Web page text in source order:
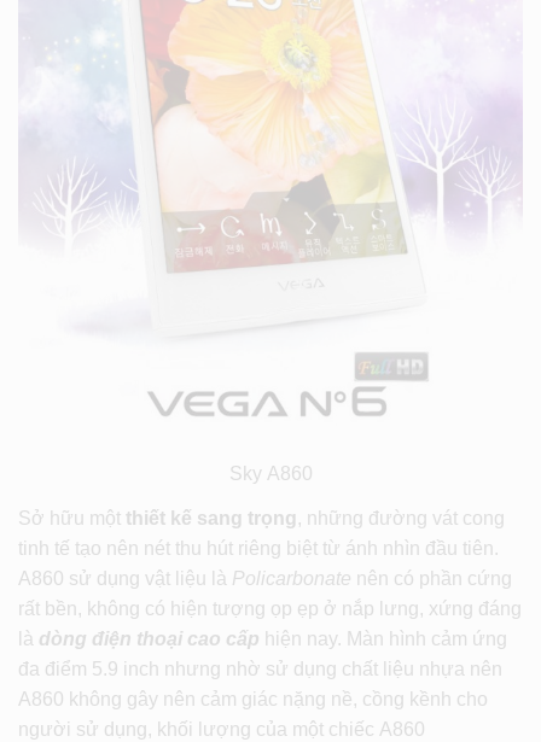
Sky A860
Sở hữu một thiết kế sang trọng , những đường vát cong
tinh tế tạo nên nét thu hút riêng biệt từ ánh nhìn đầu tiên.
A860 sử dụng vật liệu là Policarbonate nên có phần cứng
rất bền, không có hiện tượng ọp ẹp ở nắp lưng, xứng đáng
là dòng điện thoại cao cấp hiện nay. Màn hình cảm ứng
đa điểm 5.9 inch nhưng nhờ sử dụng chất liệu nhựa nên
A860 không gây nên cảm giác nặng nề, cồng kềnh cho
người sử dụng, khối lượng của một chiếc A860